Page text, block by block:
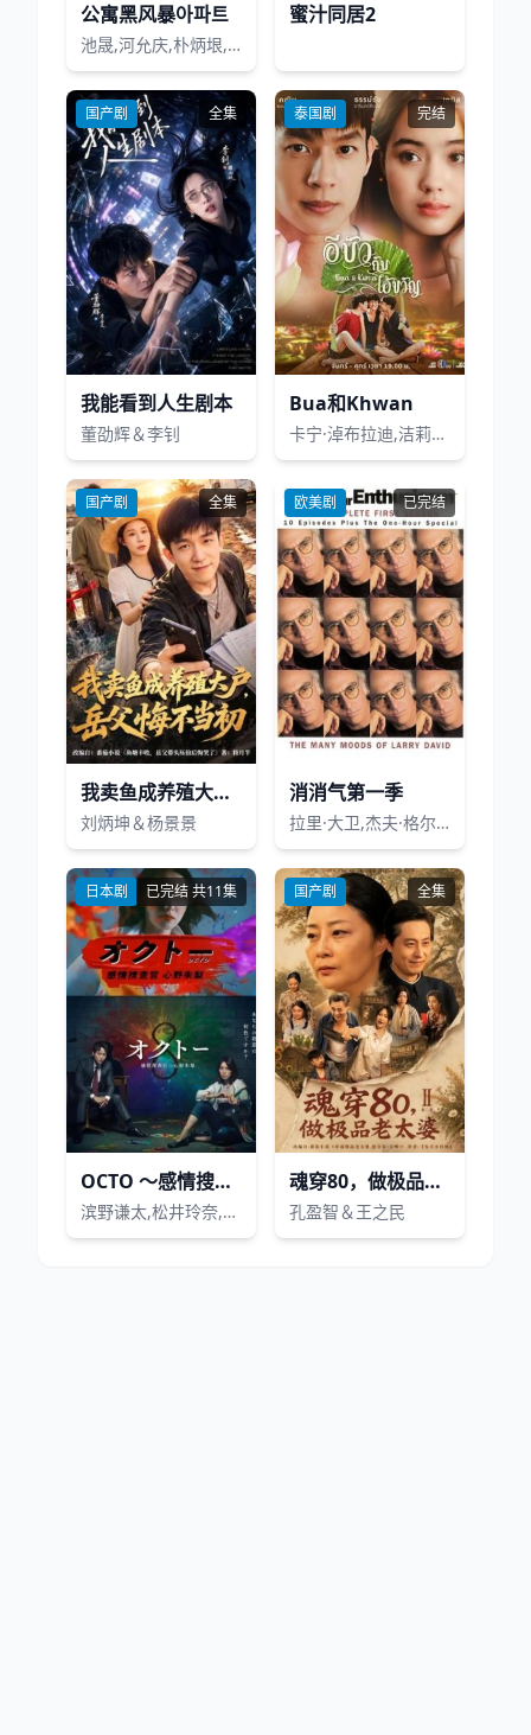
公寓黑风暴아파트
池晟,河允庆,朴炳垠,文素利,郑顺元,黄熙,金泽
蜜汁同居2
国产剧 全集
我能看到人生剧本
董劭辉＆李钊
泰国剧 完结
Bua和Khwan
卡宁·淖布拉迪,洁莉尔查·卡本,坦塔查·塔里宾,苏莉娅蕾·亚卡蕾
国产剧 全集
我卖鱼成养殖大户，岳父悔不当初
刘炳坤＆杨景景
欧美剧 已完结
消消气第一季
拉里·大卫,杰夫·格尔林,切瑞·海恩斯,苏茜·伊斯曼,特德·丹森,鲍勃·奥登科克,帕特里克·科尔,茱莉亚·路易斯-德瑞弗斯,布拉德·哈尔,韦恩·费德曼,玛丽·斯汀伯根,保罗·杜利,路易斯·奈,米娜·科尔布,索菲亚·米洛斯,安妮·哈尼,凯特琳·奥尔森,罗宾·鲁赞,克雷格·安东,艾伦·阿尔比斯,拉瑞恩·纽曼,梅兰妮·史密斯
日本剧 已完结 共11集
OCTO ～感情搜查官 心野朱梨～ 第二季
滨野谦太,松井玲奈,饭丰万理江,影山优佳,浅香航大
国产剧 全集
魂穿80，做极品老太婆第2季
孔盈智＆王之民